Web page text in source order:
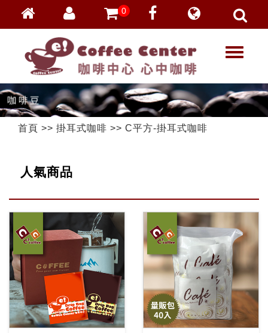
會員登入
忘記密碼
加入會員
VIP登入
VIP申請
0
T
g
l
e
a
t
o
首頁 >> 掛耳式咖啡 >> C平方-掛耳式咖啡
人氣商品